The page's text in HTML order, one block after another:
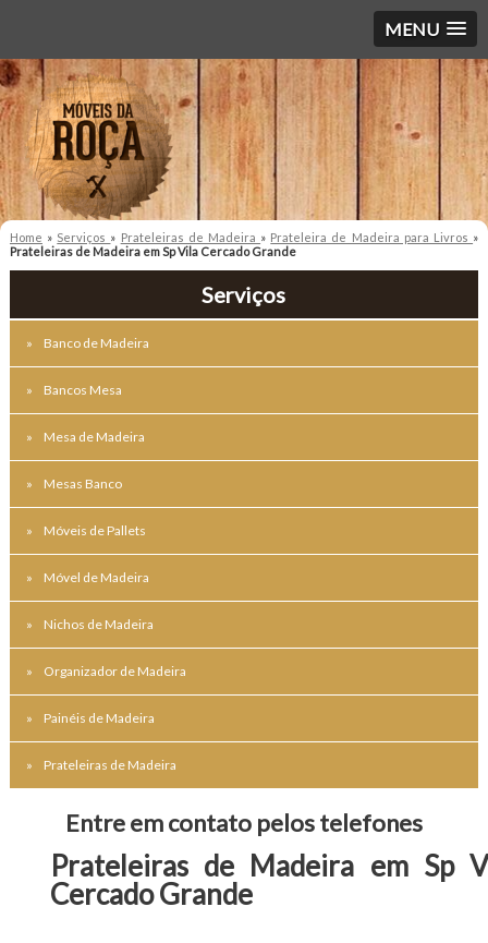
MENU
Home » Serviços » Prateleiras de Madeira » Prateleira de Madeira para Livros »
Prateleiras de Madeira em Sp Vila Cercado Grande
Serviços
Banco de Madeira
Bancos Mesa
Mesa de Madeira
Mesas Banco
Móveis de Pallets
Móvel de Madeira
Nichos de Madeira
Organizador de Madeira
Painéis de Madeira
Prateleiras de Madeira
Entre em contato pelos telefones
Prateleiras de Madeira em Sp
Cercado Grande